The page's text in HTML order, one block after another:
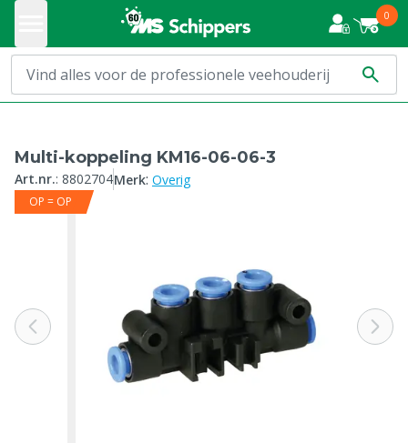
0
Multi-koppeling KM16-06-06-3
Art.nr.: 8802704Merk: Overig
OP = OP